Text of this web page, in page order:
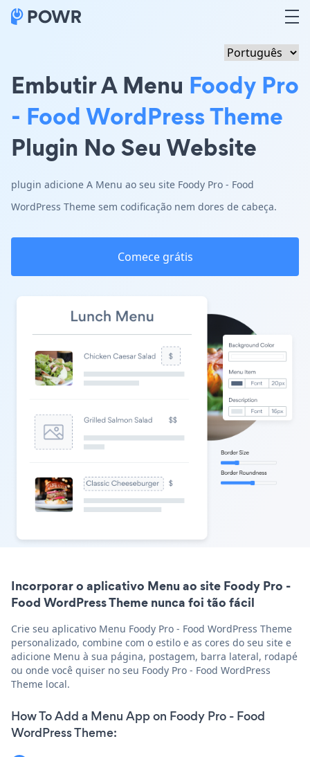
Embutir A Menu Foody Pro
- Food WordPress Theme
Plugin No Seu Website
plugin adicione A Menu ao seu site Foody Pro - Food
WordPress Theme sem codificação nem dores de cabeça.
Comece grátis
Incorporar o aplicativo Menu ao site Foody Pro -
Food WordPress Theme nunca foi tão fácil
Crie seu aplicativo Menu Foody Pro - Food WordPress Theme
personalizado, combine com o estilo e as cores do seu site e
adicione Menu à sua página, postagem, barra lateral, rodapé
ou onde você quiser no seu Foody Pro - Food WordPress
Theme local.
How To Add a Menu App on Foody Pro - Food
WordPress Theme: